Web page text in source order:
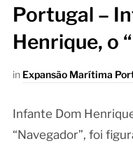
Portugal –
Henrique, o
in Expansão Marítima
Infante Dom
“Navegador”, foi